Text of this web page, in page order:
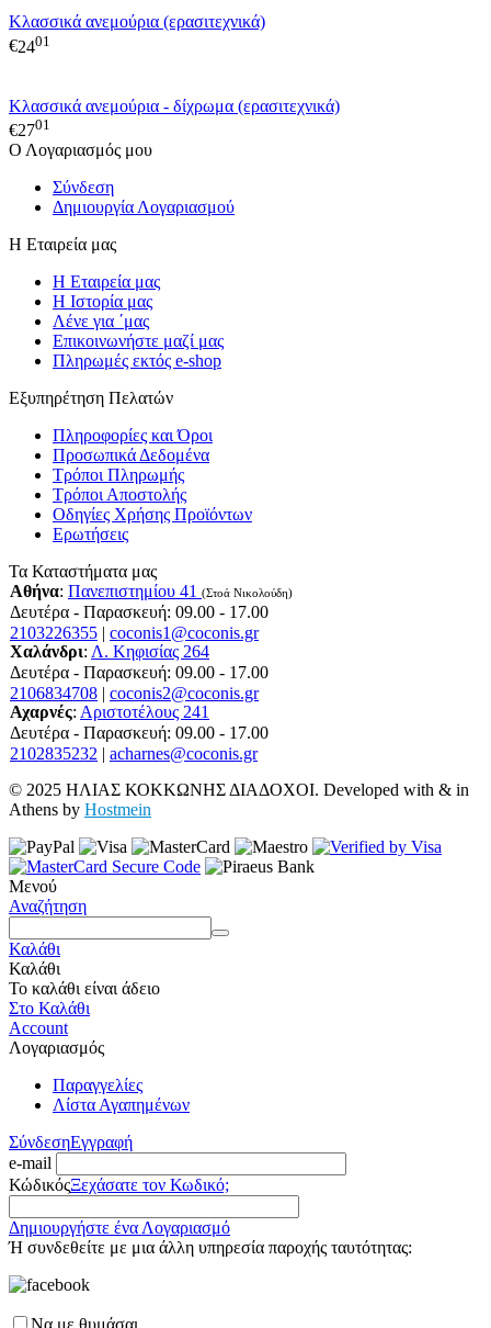
Κλασσικά ανεμούρια (ερασιτεχνικά)
€2401
Κλασσικά ανεμούρια - δίχρωμα (ερασιτεχνικά)
€2701
Ο Λογαριασμός μου
Σύνδεση
Δημιουργία Λογαριασμού
Η Εταιρεία μας
Η Εταιρεία μας
Η Ιστορία μας
Λένε για ΄μας
Επικοινωνήστε μαζί μας
Πληρωμές εκτός e-shop
Εξυπηρέτηση Πελατών
Πληροφορίες και Όροι
Προσωπικά Δεδομένα
Τρόποι Πληρωμής
Τρόποι Αποστολής
Οδηγίες Χρήσης Προϊόντων
Ερωτήσεις
Τα Καταστήματα μας
Αθήνα: Πανεπιστημίου 41 (Στοά Νικολούδη)
Δευτέρα - Παρασκευή: 09.00 - 17.00
2103226355 | coconis1@coconis.gr
Χαλάνδρι: Λ. Κηφισίας 264
Δευτέρα - Παρασκευή: 09.00 - 17.00
2106834708 | coconis2@coconis.gr
Αχαρνές: Αριστοτέλους 241
Δευτέρα - Παρασκευή: 09.00 - 17.00
2102835232 | acharnes@coconis.gr
© 2025 ΗΛΙΑΣ ΚΟΚΚΩΝΗΣ ΔΙΑΔΟΧΟΙ. Developed with & in
Athens by Hostmein
Μενού
Αναζήτηση
Καλάθι
Καλάθι
Το καλάθι είναι άδειο
Στο Καλάθι
Account
Λογαριασμός
Παραγγελίες
Λίστα Αγαπημένων
ΣύνδεσηΕγγραφή
e-mail
ΚώδικόςΞεχάσατε τον Κωδικό;
Δημιουργήστε ένα Λογαριασμό
Ή συνδεθείτε με μια άλλη υπηρεσία παροχής ταυτότητας:
Να με θυμάσαι